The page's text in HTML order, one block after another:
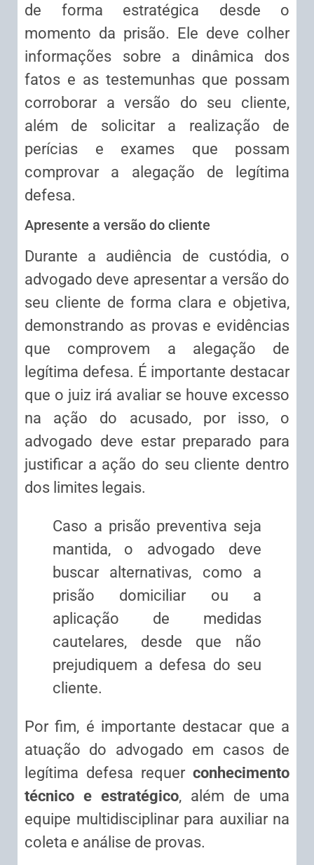
de forma estratégica desde o
momento da prisão. Ele deve colher
informações sobre a dinâmica dos
fatos e as testemunhas que possam
corroborar a versão do seu cliente,
além de solicitar a realização de
perícias e exames que possam
comprovar a alegação de legítima
defesa.
Apresente a versão do cliente
Durante a audiência de custódia, o
advogado deve apresentar a versão do
seu cliente de forma clara e objetiva,
demonstrando as provas e evidências
que comprovem a alegação de
legítima defesa. É importante destacar
que o juiz irá avaliar se houve excesso
na ação do acusado, por isso, o
advogado deve estar preparado para
justificar a ação do seu cliente dentro
dos limites legais.
Caso a prisão preventiva seja
mantida, o advogado deve
buscar alternativas, como a
prisão domiciliar ou a
aplicação de medidas
cautelares, desde que não
prejudiquem a defesa do seu
cliente.
Por fim, é importante destacar que a
atuação do advogado em casos de
legítima defesa requer conhecimento
técnico e estratégico, além de uma
equipe multidisciplinar para auxiliar na
coleta e análise de provas.